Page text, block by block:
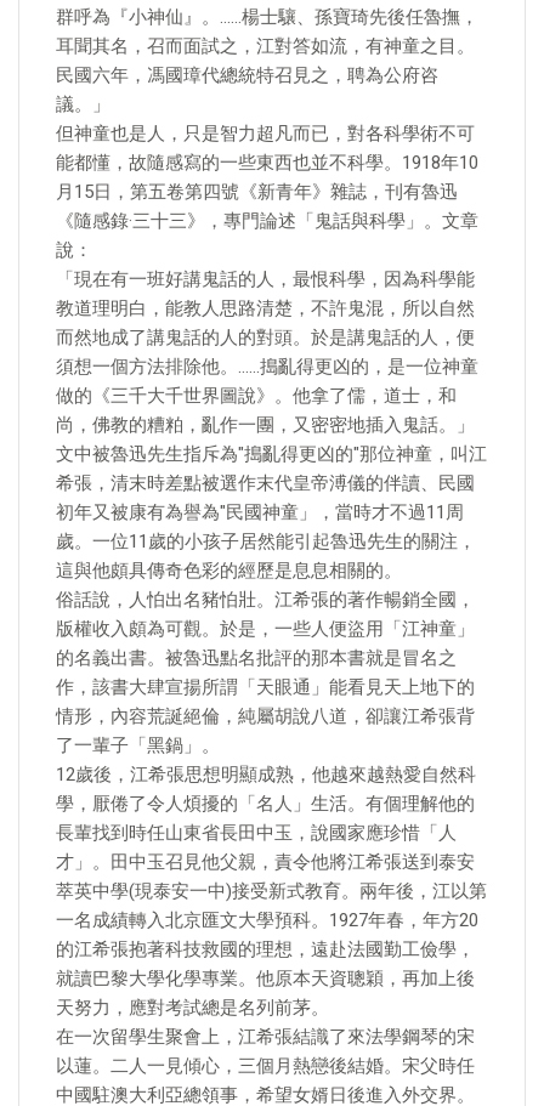
群呼為『小神仙』。……楊士驤、孫寶琦先後任魯撫，
耳聞其名，召而面試之，江對答如流，有神童之目。
民國六年，馮國璋代總統特召見之，聘為公府咨
議。」
但神童也是人，只是智力超凡而已，對各科學術不可
能都懂，故隨感寫的一些東西也並不科學。1918年10
月15日，第五卷第四號《新青年》雜誌，刊有魯迅
《隨感錄·三十三》，專門論述「鬼話與科學」。文章
說：
「現在有一班好講鬼話的人，最恨科學，因為科學能
教道理明白，能教人思路清楚，不許鬼混，所以自然
而然地成了講鬼話的人的對頭。於是講鬼話的人，便
須想一個方法排除他。……搗亂得更凶的，是一位神童
做的《三千大千世界圖說》。他拿了儒，道士，和
尚，佛教的糟粕，亂作一團，又密密地插入鬼話。」
文中被魯迅先生指斥為"搗亂得更凶的"那位神童，叫江
希張，清末時差點被選作末代皇帝溥儀的伴讀、民國
初年又被康有為譽為"民國神童」，當時才不過11周
歲。一位11歲的小孩子居然能引起魯迅先生的關注，
這與他頗具傳奇色彩的經歷是息息相關的。
俗話說，人怕出名豬怕壯。江希張的著作暢銷全國，
版權收入頗為可觀。於是，一些人便盜用「江神童」
的名義出書。被魯迅點名批評的那本書就是冒名之
作，該書大肆宣揚所謂「天眼通」能看見天上地下的
情形，內容荒誕絕倫，純屬胡說八道，卻讓江希張背
了一輩子「黑鍋」。
12歲後，江希張思想明顯成熟，他越來越熱愛自然科
學，厭倦了令人煩擾的「名人」生活。有個理解他的
長輩找到時任山東省長田中玉，說國家應珍惜「人
才」。田中玉召見他父親，責令他將江希張送到泰安
萃英中學(現泰安一中)接受新式教育。兩年後，江以第
一名成績轉入北京匯文大學預科。1927年春，年方20
的江希張抱著科技救國的理想，遠赴法國勤工儉學，
就讀巴黎大學化學專業。他原本天資聰穎，再加上後
天努力，應對考試總是名列前茅。
在一次留學生聚會上，江希張結識了來法學鋼琴的宋
以蓮。二人一見傾心，三個月熱戀後結婚。宋父時任
中國駐澳大利亞總領事，希望女婿日後進入外交界。